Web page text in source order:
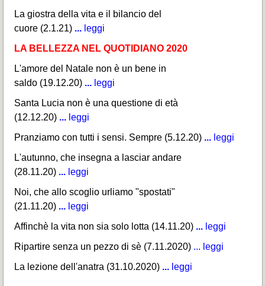
La giostra della vita e il bilancio del
cuore (2.1.21) ... leggi
LA BELLEZZA NEL QUOTIDIANO 2020
L'amore del Natale non è un bene in
saldo (19.12.20) ... leggi
Santa Lucia non è una questione di età
(12.12.20) ... leggi
Pranziamo con tutti i sensi. Sempre (5.12.20) ... leggi
L'autunno, che insegna a lasciar andare
(28.11.20) ... leggi
Noi, che allo scoglio urliamo "spostati"
(21.11.20) ... leggi
Affinchè la vita non sia solo lotta (14.11.20) ... leggi
Ripartire senza un pezzo di sè (7.11.2020) ... leggi
La lezione dell'anatra (31.10.2020) ... leggi